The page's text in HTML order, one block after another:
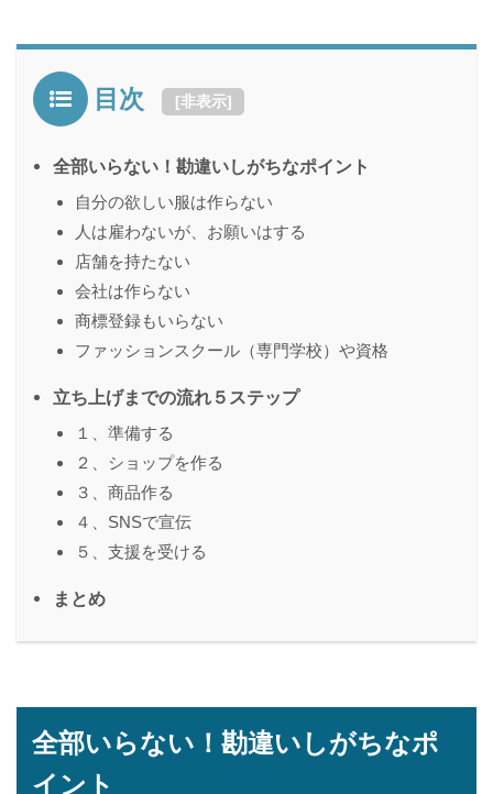
目次 [非表示]
全部いらない！勘違いしがちなポイント
自分の欲しい服は作らない
人は雇わないが、お願いはする
店舗を持たない
会社は作らない
商標登録もいらない
ファッションスクール（専門学校）や資格
立ち上げまでの流れ５ステップ
１、準備する
２、ショップを作る
３、商品作る
４、SNSで宣伝
５、支援を受ける
まとめ
全部いらない！勘違いしがちなポ
イント